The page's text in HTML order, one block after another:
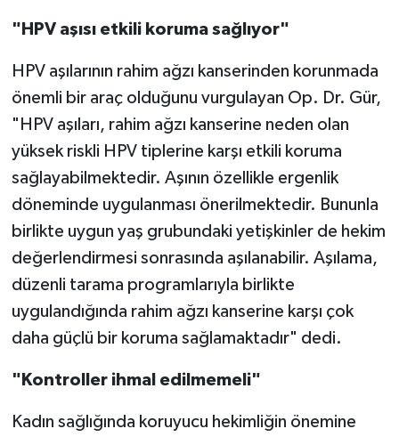
"HPV aşısı etkili koruma sağlıyor"
HPV aşılarının rahim ağzı kanserinden korunmada
önemli bir araç olduğunu vurgulayan Op. Dr. Gür,
"HPV aşıları, rahim ağzı kanserine neden olan
yüksek riskli HPV tiplerine karşı etkili koruma
sağlayabilmektedir. Aşının özellikle ergenlik
döneminde uygulanması önerilmektedir. Bununla
birlikte uygun yaş grubundaki yetişkinler de hekim
değerlendirmesi sonrasında aşılanabilir. Aşılama,
düzenli tarama programlarıyla birlikte
uygulandığında rahim ağzı kanserine karşı çok
daha güçlü bir koruma sağlamaktadır" dedi.
"Kontroller ihmal edilmemeli"
Kadın sağlığında koruyucu hekimliğin önemine